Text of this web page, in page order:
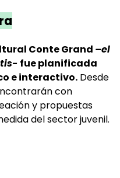
Conte Grand –el
fue planificada
e interactivo. Desde
con
y propuestas
del sector juvenil.